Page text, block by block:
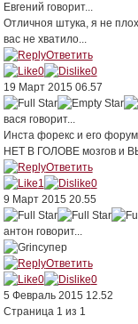
Евгений говорит...
Отличноя штука, я не
вас не хватило...
Ответить
0
0
19 Март 2015 06.57
вася говорит...
Инста форекс и его
НЕТ В ГОЛОВЕ мозгов и
Ответить
1
0
9 Март 2015 20.55
антон говорит...
супер
Ответить
0
0
5 Февраль 2015 12.52
Страница 1 из 1